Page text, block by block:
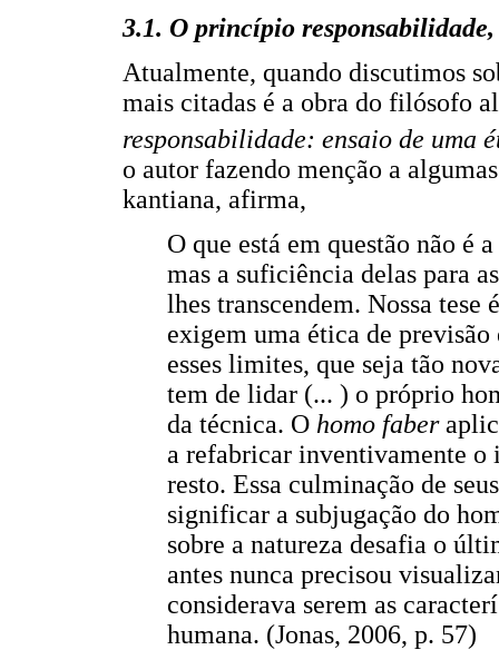
3.1. O princípio
Atualmente, quando discutimos
mais citadas é a obra do filósofo
responsabilidade: ensaio de
o autor fazendo menção a
kantiana, afirma,
O que está em questão não é
mas a suficiência delas para
lhes transcendem. Nossa
exigem uma ética de
esses limites, que seja tão
tem de lidar (... ) o próprio
da técnica. O homo faber
a refabricar inventivamente o
resto. Essa culminação de
significar a subjugação do
sobre a natureza desafia o
antes nunca precisou
considerava serem as
humana. (Jonas, 2006, p. 57)